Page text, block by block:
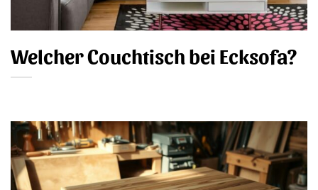
Welcher Couchtisch bei Ecksofa?